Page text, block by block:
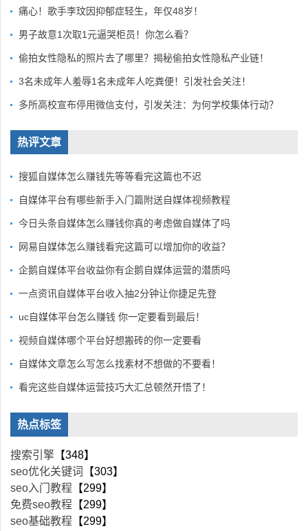
痛心！歌手李玟因抑郁症轻生，年仅48岁！
男子故意1次取1元逼哭柜员！你怎么看？
偷拍女性隐私的照片去了哪里？揭秘偷拍女性隐私产业链！
3名未成年人羞辱1名未成年人吃粪便！引发社会关注！
多所高校宣布停用微信支付，引发关注：为何学校集体行动？
热评文章
搜狐自媒体怎么赚钱先等等看完这篇也不迟
自媒体平台有哪些新手入门篇附送自媒体视频教程
今日头条自媒体怎么赚钱你真的考虑做自媒体了吗
网易自媒体怎么赚钱看完这篇可以增加你的收益？
企鹅自媒体平台收益你有企鹅自媒体运营的潜质吗
一点资讯自媒体平台收入抽2分钟让你捷足先登
uc自媒体平台怎么赚钱 你一定要看到最后！
视频自媒体哪个平台好想搬砖的你一定要看
自媒体文章怎么写怎么找素材不想做的不要看！
看完这些自媒体运营技巧大汇总顿然开悟了！
热点标签
搜索引擎 【348】
seo优化关键词
【303】
seo入门教程 【299】
免费seo教程 【299】
seo基础教程 【299】